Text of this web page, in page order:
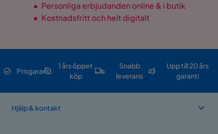
• Personliga erbjudanden online & i butik
• Kostnadsfritt och helt digitalt
Prisgaranti
1 års öppet
köp
Snabb
leverans
Upp till 20 års
garanti
Hjälp & kontakt